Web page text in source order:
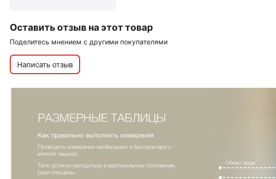
Оставить отзыв на этот товар
Поделитесь мнением с другими покупателями
Написать отзыв